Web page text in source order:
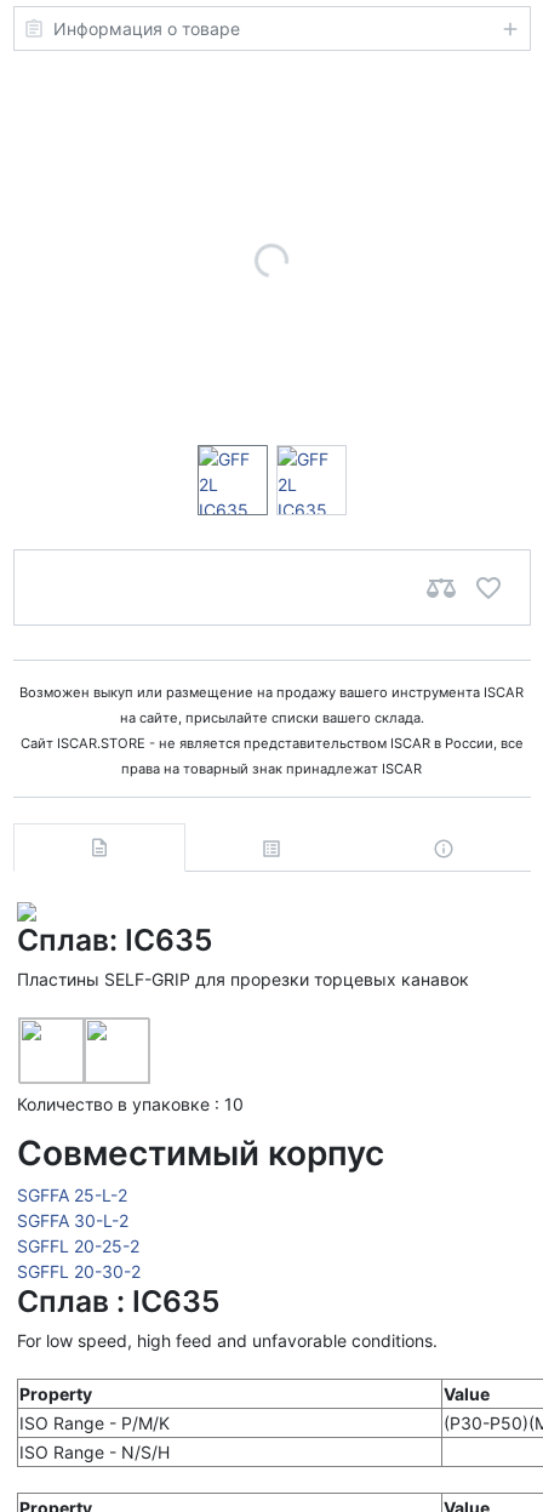
Информация о товаре
Возможен выкуп или размещение на продажу вашего инструмента ISCAR
на сайте, присылайте списки вашего склада.
Сайт ISCAR.STORE - не является представительством ISCAR в России, все
права на товарный знак принадлежат ISCAR
Сплав: IC635
Пластины SELF-GRIP для прорезки торцевых канавок
Количество в упаковке : 10
Совместимый корпус
SGFFA 25-L-2
SGFFA 30-L-2
SGFFL 20-25-2
SGFFL 20-30-2
Сплав : IC635
For low speed, high feed and unfavorable conditions.
Property
Value
ISO Range - P/M/K
(P30-
ISO Range - N/S/H
Property
Value